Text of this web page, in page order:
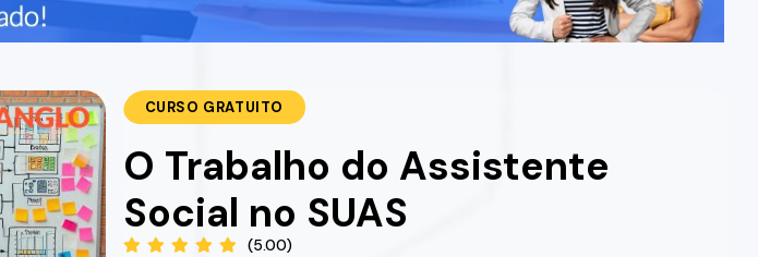
CURSO GRATUITO
O Trabalho do Assistente
Social no SUAS
(5.00)